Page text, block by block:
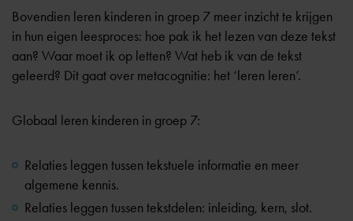
Bovendien leren kinderen in groep 7 meer inzicht te krijgen
in hun eigen leesproces: hoe pak ik het lezen van deze tekst
aan? Waar moet ik op letten? Wat heb ik van de tekst
geleerd? Dit gaat over metacognitie: het ‘leren leren’.
Globaal leren kinderen in groep 7:
Relaties leggen tussen tekstuele informatie en meer
algemene kennis.
Relaties leggen tussen tekstdelen: inleiding, kern, slot.